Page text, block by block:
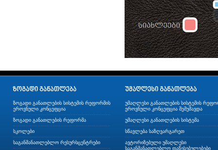
ზოგადი განათლების სისტემის რეფორმის
ეროვნული კონცეფცია
ზოგადი განათლების რეფორმა
სკოლები
საგანმანათლებლო რესურსცენტრები
უმაღლესი განათლების სისტემის
ეროვნული კონცეფცია შემუშავდა
უმაღლესი განათლების სისტემა
სწავლება საზღვარგარეთ
ავტორიზებული უმაღლესი
საგანმანათლებლო დაწესებულებები